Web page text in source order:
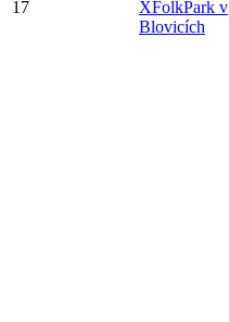
17
XFolkPark v
Blovicích